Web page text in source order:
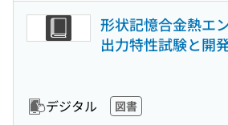
形状記憶合金熱エ
出力特性試験と開
デジタル 図書